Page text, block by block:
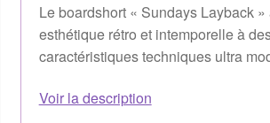
Le boardshort « Sundays Layback
esthétique rétro et intemporelle à
caractéristiques techniques ultra
Voir la description